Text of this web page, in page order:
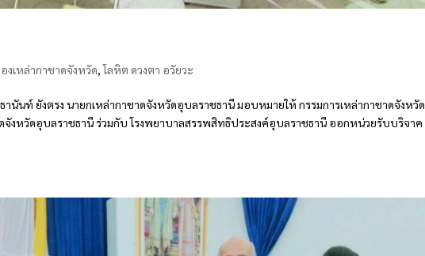
งเหล่ากาชาดจังหวัด,โลหิต ดวงตา อวัยวะ
นันท์ ยังตรง นายกเหล่ากาชาดจังหวัดอุบลราชธานี มอบหมายให้ กรรมการเหล่ากาชาดจังหวัด
จังหวัดอุบลราชธานี ร่วมกับ โรงพยาบาลสรรพสิทธิประสงค์อุบลราชธานี ออกหน่วยรับบริจาค